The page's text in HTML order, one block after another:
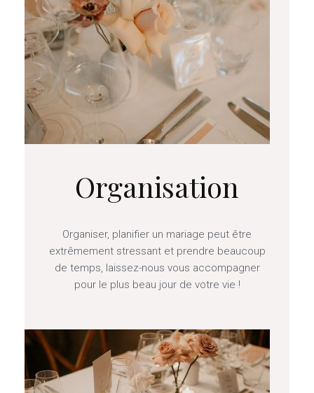
Organisation
Organiser, planifier un mariage peut être
extrêmement stressant et prendre beaucoup
de temps, laissez-nous vous accompagner
pour le plus beau jour de votre vie !